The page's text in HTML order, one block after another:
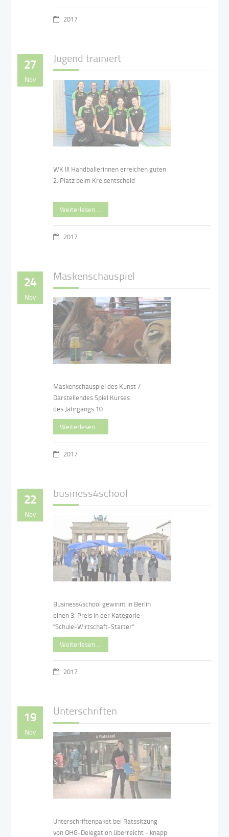
2017
27
Nov
Jugend trainiert
WK III Handballerinnen erreichen guten
2. Platz beim Kreisentscheid
Weiterlesen …
2017
24
Nov
Maskenschauspiel
Maskenschauspiel des Kunst /
Darstellendes Spiel Kurses
des Jahrgangs 10
Weiterlesen …
2017
22
Nov
business4school
Business4school gewinnt in Berlin
einen 3. Preis in der Kategorie
"Schule-Wirtschaft-Starter"
Weiterlesen …
2017
19
Nov
Unterschriften
Unterschriftenpaket bei Ratssitzung
von OHG-Delegation überreicht - knapp